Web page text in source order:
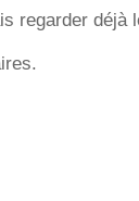
regarder déjà